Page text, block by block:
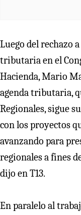
Luego del rechazo
tributaria en el
Hacienda, Mario
agenda tributaria,
Regionales, sigue
con los proyectos
avanzando para
regionales a fines
dijo en T13.
En paralelo al